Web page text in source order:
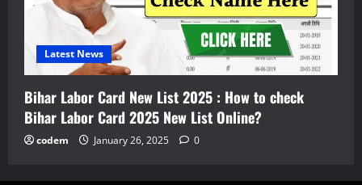
Latest News
Bihar Labor Card New List 2025 : How to check
Bihar Labor Card 2025 New List Online?
codem January 26, 2025 0